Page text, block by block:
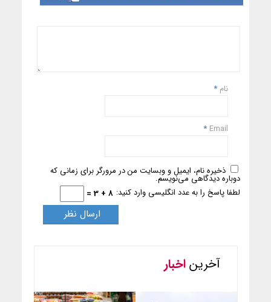
نام *
Email
*
ذخیره نام، ایمیل و وبسایت من در مرورگر برای زمانی که
دوباره دیدگاهی می‌نویسم.
لطفا پاسخ را به عدد انگلیسی وارد کنید: 8 + 3 =
آخریناخبار